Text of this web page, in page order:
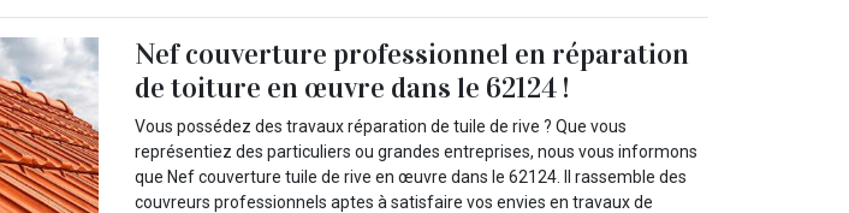
Nef couverture professionnel en réparation
de toiture en œuvre dans le 62124 !
Vous possédez des travaux réparation de tuile de rive ? Que vous
représentiez des particuliers ou grandes entreprises, nous vous informons
que Nef couverture tuile de rive en œuvre dans le 62124. Il rassemble des
couvreurs professionnels aptes à satisfaire vos envies en travaux de